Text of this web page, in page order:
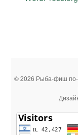
© 2026 Рыба-фиш по-